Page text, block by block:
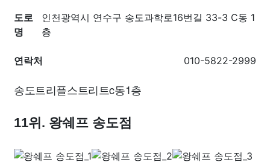
도로
명
인천광역시 연수구 송도과학로16번길 33-3 C동 1
층
연락처 010-5822-2999
송도트리플스트리트c동1층
11위. 왕쉐프 송도점